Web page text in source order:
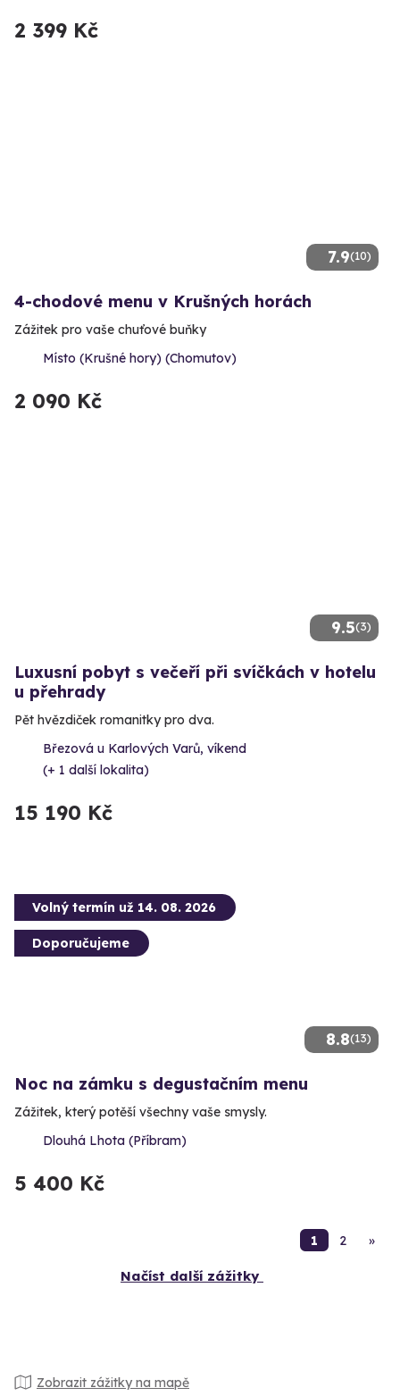
2 399 Kč
7.9(10)
4-chodové menu v Krušných horách
Zážitek pro vaše chuťové buňky
Místo (Krušné hory) (Chomutov)
2 090 Kč
9.5(3)
Luxusní pobyt s večeří při svíčkách v hotelu
u přehrady
Pět hvězdiček romanitky pro dva.
Březová u Karlových Varů, víkend
(+ 1 další lokalita)
15 190 Kč
8.8(13)
Volný termín už 14. 08. 2026
Doporučujeme
Noc na zámku s degustačním menu
Zážitek, který potěší všechny vaše smysly.
Dlouhá Lhota (Příbram)
5 400 Kč
1 2 »
Načíst další zážitky
Zobrazit zážitky na mapě